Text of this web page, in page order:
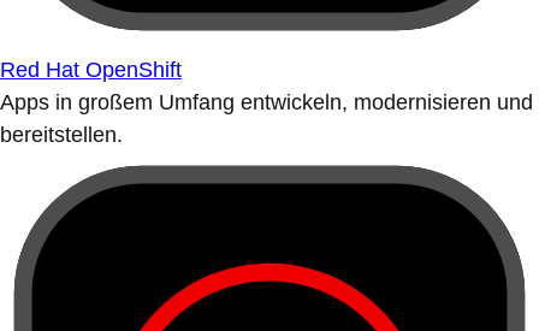
Red Hat OpenShift
Apps in großem Umfang entwickeln, modernisieren und
bereitstellen.